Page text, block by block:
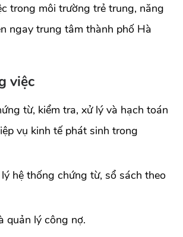
trong môi trường trẻ trung, năng
ngay trung tâm thành phố Hà
việc
từ, kiểm tra, xử lý và hạch toán
vụ kinh tế phát sinh trong
hệ thống chứng từ, sổ sách theo
quản lý công nợ.